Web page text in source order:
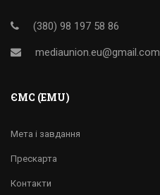
(380) 98 197 58 86
mediaunion.eu@gmail.com
ЄМС (EMU)
Мета і завдання
Прескарта
Контакти